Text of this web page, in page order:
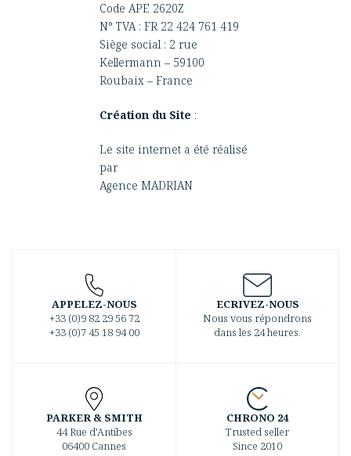
Code APE 2620Z
N° TVA : FR 22 424 761 419
Siège social : 2 rue
Kellermann – 59100
Roubaix – France
Création du Site :
Le site internet a été réalisé
par
Agence MADRIAN
APPELEZ-NOUS
+33 (0)9 82 29 56 72
+33 (0)7 45 18 94 00
ECRIVEZ-NOUS
Nous vous répondrons
dans les 24 heures.
PARKER & SMITH
44 Rue d’Antibes
06400 Cannes
CHRONO 24
Trusted seller
Since 2010